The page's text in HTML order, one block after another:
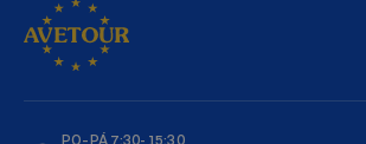
PO–PÁ 7:30-15:30